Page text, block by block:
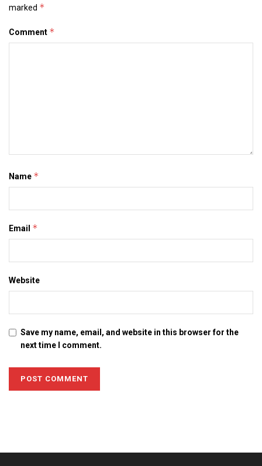
marked *
Comment *
Name *
Email *
Website
Save my name, email, and website in this browser for the
next time I comment.